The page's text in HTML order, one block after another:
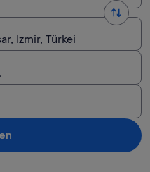
Izmir, Türkei